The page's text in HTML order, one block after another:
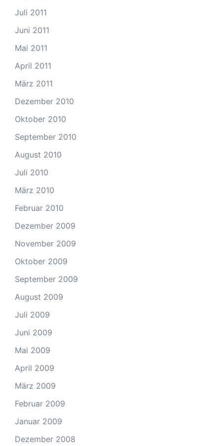
Juli 2011
Juni 2011
Mai 2011
April 2011
März 2011
Dezember 2010
Oktober 2010
September 2010
August 2010
Juli 2010
März 2010
Februar 2010
Dezember 2009
November 2009
Oktober 2009
September 2009
August 2009
Juli 2009
Juni 2009
Mai 2009
April 2009
März 2009
Februar 2009
Januar 2009
Dezember 2008